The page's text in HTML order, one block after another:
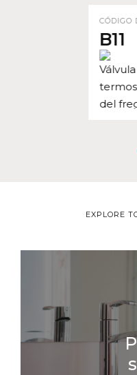
CÓDIGO
B11
del
EXPLORE